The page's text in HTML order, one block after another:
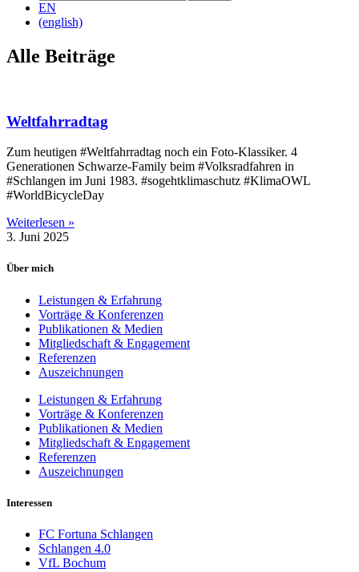
EN
(english)
Alle Beiträge
Weltfahrradtag
Zum heutigen #Weltfahrradtag noch ein Foto-Klassiker. 4
Generationen Schwarze-Family beim #Volksradfahren in
#Schlangen im Juni 1983. #sogehtklimaschutz #KlimaOWL
#WorldBicycleDay
Weiterlesen »
3. Juni 2025
Über mich
Leistungen & Erfahrung
Vorträge & Konferenzen
Publikationen & Medien
Mitgliedschaft & Engagement
Referenzen
Auszeichnungen
Leistungen & Erfahrung
Vorträge & Konferenzen
Publikationen & Medien
Mitgliedschaft & Engagement
Referenzen
Auszeichnungen
Interessen
FC Fortuna Schlangen
Schlangen 4.0
VfL Bochum